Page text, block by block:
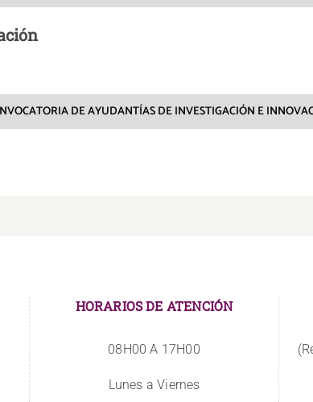
DE AYUDANTÍAS DE INVESTIGACIÓN E
HORARIOS DE ATENCIÓN
08H00 A 17H00
Lunes a Viernes